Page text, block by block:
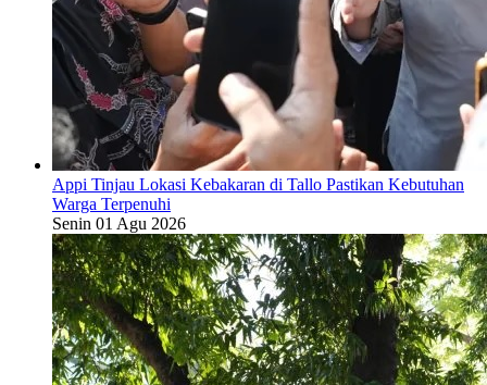
Appi Tinjau Lokasi Kebakaran di Tallo Pastikan Kebutuhan
Warga Terpenuhi
Senin 01 Agu 2026